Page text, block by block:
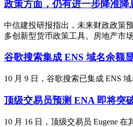
政策方面，仍有进一步降准降
中信建投研报指出，未来财政政策
多创新型货币政策工具。房地产市
谷歌搜索集成 ENS 域名余额
10 月 9 日，谷歌搜索已集成 ENS
顶级交易员预测 ENA 即将突
10 月 16 日，顶级交易员 Eugene